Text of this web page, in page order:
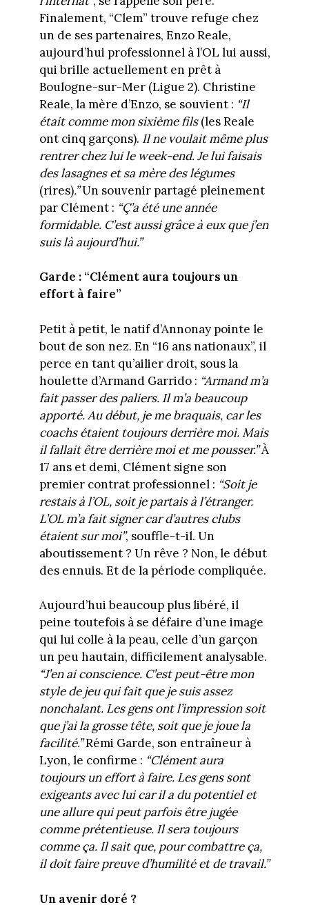
Finalement, “Clem” trouve refuge chez
un de ses partenaires, Enzo Reale,
aujourd’hui professionnel à l’OL lui aussi,
qui brille actuellement en prêt à
Boulogne-sur-Mer (Ligue 2). Christine
Reale, la mère d’Enzo, se souvient : “Il
était comme mon sixième fils(les Reale
ont cinq garçons). Il ne voulait même plus
rentrer chez lui le week-end. Je lui faisais
des lasagnes et sa mère des légumes
(rires).”Un souvenir partagé pleinement
par Clément : “Ç’a été une année
formidable. C’est aussi grâce à eux que j’en
suis là aujourd’hui.”
Garde : “Clément aura toujours un
effort à faire”
Petit à petit, le natif d’Annonay pointe le
bout de son nez. En “16 ans nationaux”, il
perce en tant qu’ailier droit, sous la
houlette d’Armand Garrido : “Armand m’a
fait passer des paliers. Il m’a beaucoup
apporté. Au début, je me braquais, car les
coachs étaient toujours derrière moi. Mais
il fallait être derrière moi et me pousser.”À
17 ans et demi, Clément signe son
premier contrat professionnel : “Soit je
restais à l’OL, soit je partais à l’étranger.
L’OL m’a fait signer car d’autres clubs
étaient sur moi”, souffle-t-il. Un
aboutissement ? Un rêve ? Non, le début
des ennuis. Et de la période compliquée.
Aujourd’hui beaucoup plus libéré, il
peine toutefois à se défaire d’une image
qui lui colle à la peau, celle d’un garçon
un peu hautain, difficilement analysable.
“J’en ai conscience. C’est peut-être mon
style de jeu qui fait que je suis assez
nonchalant. Les gens ont l’impression soit
que j’ai la grosse tête, soit que je joue la
facilité.”Rémi Garde, son entraîneur à
Lyon, le confirme : “Clément aura
toujours un effort à faire. Les gens sont
exigeants avec lui car il a du potentiel et
une allure qui peut parfois être jugée
comme prétentieuse. Il sera toujours
comme ça. Il sait que, pour combattre ça,
il doit faire preuve d’humilité et de travail.”
Un avenir doré ?